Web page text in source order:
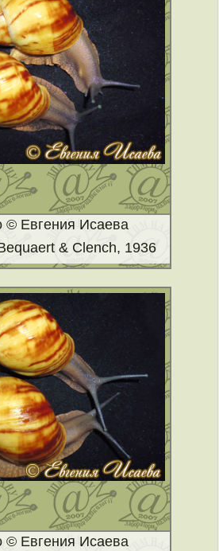
© Евгения Исаева
& Clench, 1936
© Евгения Исаева